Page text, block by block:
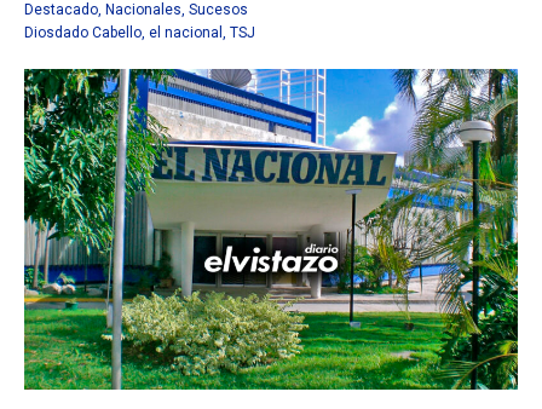
Destacado, Nacionales, Sucesos
Diosdado Cabello, el nacional , TSJ